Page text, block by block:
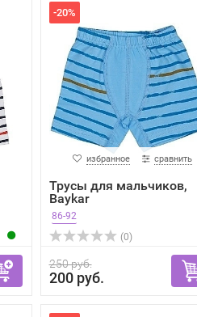
-20%
избранное сравнить
Трусы для мальчиков,
Baykar
86-92
(0)
250 руб.
200 руб.